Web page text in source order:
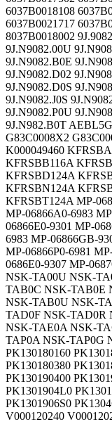
6037B0018108
6037B0021717
8037B0018002
9J.N9082.00U
9J.N9082.B0E
9J.N9082.D02
9J.N9082.D0S
9J.N9082.J0S
9J.N9082.P0U
9J.N982.B0T
G83C0008X2
K000049460
KFRSBB116A
KFRSBD124A
KFRSBN124A
KFRSBT124A MP-
MP-06866A0-6983
06866E0-9301 MP-
6983 MP-06866GB-
MP-06866P0-6981
0686E0-9307 MP-
NSK-TA00U NSK-
TAB0C NSK-TAB0E
NSK-TAB0U NSK-
TAD0F NSK-TAD0R
NSK-TAE0A NSK-
TAP0A NSK-TAP0G
PK130180160
PK130180380
PK130190400
PK1301904L0
PK1301906S0
V000120240